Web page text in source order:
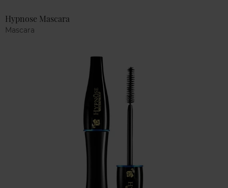
Hypnose Mascara
Mascara